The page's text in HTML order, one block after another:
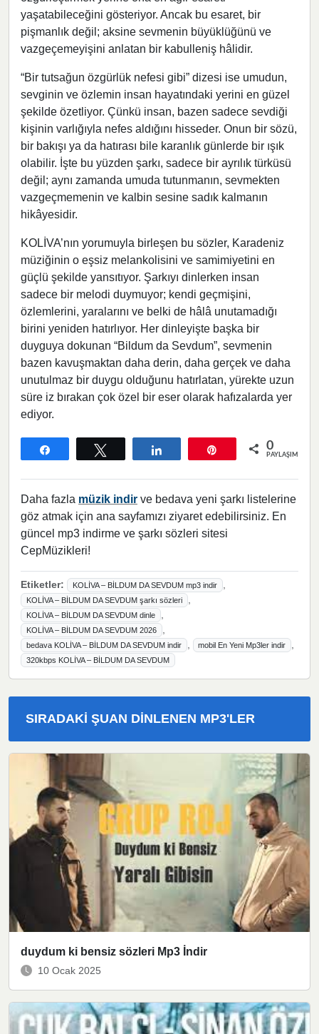
yaşatabileceğini gösteriyor. Ancak bu esaret, bir
pişmanlık değil; aksine sevmenin büyüklüğünü ve
vazgeçemeyişini anlatan bir kabulleniş hâlidir.
“Bir tutsağun özgürlük nefesi gibi” dizesi ise umudun,
sevginin ve özlemin insan hayatındaki yerini en güzel
şekilde özetliyor. Çünkü insan, bazen sadece sevdiği
kişinin varlığıyla nefes aldığını hisseder. Onun bir sözü,
bir bakışı ya da hatırası bile karanlık günlerde bir ışık
olabilir. İşte bu yüzden şarkı, sadece bir ayrılık türküsü
değil; aynı zamanda umuda tutunmanın, sevmekten
vazgeçmemenin ve kalbin sesine sadık kalmanın
hikâyesidir.
KOLİVA’nın yorumuyla birleşen bu sözler, Karadeniz
müziğinin o eşsiz melankolisini ve samimiyetini en
güçlü şekilde yansıtıyor. Şarkıyı dinlerken insan
sadece bir melodi duymuyor; kendi geçmişini,
özlemlerini, yaralarını ve belki de hâlâ unutamadığı
birini yeniden hatırlıyor. Her dinleyişte başka bir
duyguya dokunan “Bildum da Sevdum”, sevmenin
bazen kavuşmaktan daha derin, daha gerçek ve daha
unutulmaz bir duygu olduğunu hatırlatan, yürekte uzun
süre iz bırakan çok özel bir eser olarak hafızalarda yer
ediyor.
0
PAYLAŞIMLAR
Daha fazla müzik indir ve bedava yeni şarkı listelerine
göz atmak için ana sayfamızı ziyaret edebilirsiniz. En
güncel mp3 indirme ve şarkı sözleri sitesi
CepMüzikleri!
Etiketler: KOLİVA – BİLDUM DA SEVDUM mp3 indir
KOLİVA – BİLDUM DA SEVDUM şarkı sözleri
KOLİVA – BİLDUM DA SEVDUM dinle
KOLİVA – BİLDUM DA SEVDUM 2026
bedava KOLİVA – BİLDUM DA SEVDUM indir mobil En Yeni Mp3ler indir
320kbps KOLİVA – BİLDUM DA SEVDUM
SIRADAKI ŞUAN DINLENEN MP3'LER
duydum ki bensiz sözleri Mp3 İndir
10 Ocak 2025